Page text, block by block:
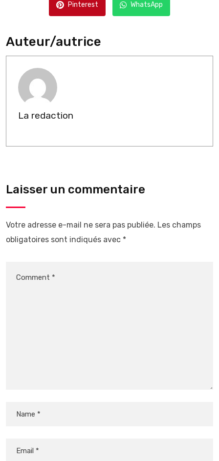
Pinterest WhatsApp
Auteur/autrice
La redaction
Laisser un commentaire
Votre adresse e-mail ne sera pas publiée. Les champs
obligatoires sont indiqués avec *